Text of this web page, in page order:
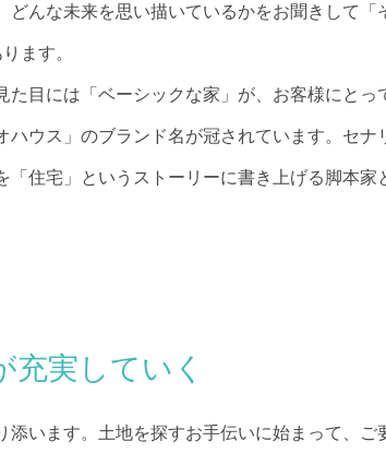
んな未来を思い描いているかをお聞きして「
ます。
目には「ベーシックな家」が、お客様にとっ
ウス」のブランド名が冠されています。セナ
住宅」というストーリーに書き上げる脚本家
実していく
います。土地を探すお手伝いに始まって、ご